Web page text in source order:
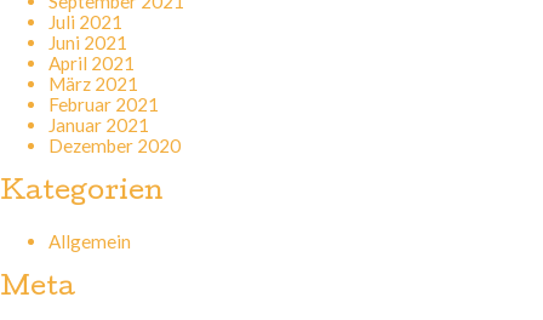
Juli 2021
Juni 2021
April 2021
März 2021
Februar 2021
Januar 2021
Dezember 2020
Kategorien
Allgemein
Meta